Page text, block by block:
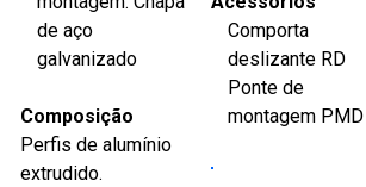
de aço
galvanizado
Composição
Perfis de alumínio
extrudido.
Comporta
deslizante RD
Ponte de
montagem PMD